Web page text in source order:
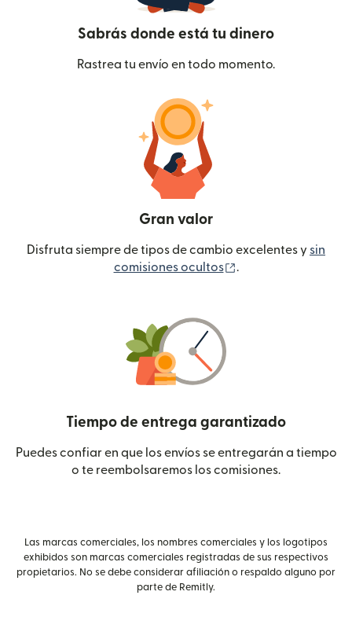
Sabrás donde está tu dinero
Rastrea tu envío en todo momento.
Gran valor
Disfruta siempre de tipos de cambio excelentes y sin
comisiones ocultos
.
Tiempo de entrega garantizado
Puedes confiar en que los envíos se entregarán a tiempo
o te reembolsaremos los comisiones.
Las marcas comerciales, los nombres comerciales y los logotipos
exhibidos son marcas comerciales registradas de sus respectivos
propietarios. No se debe considerar afiliación o respaldo alguno por
parte de Remitly.